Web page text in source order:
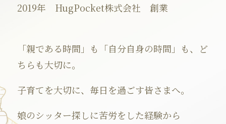
2019年 HugPocket株式会社 創業
「親である時間」も「自分自身の時間」も、ど
ちらも大切に。
子育てを大切に、毎日を過ごす皆さまへ。
娘のシッター探しに苦労をした経験から